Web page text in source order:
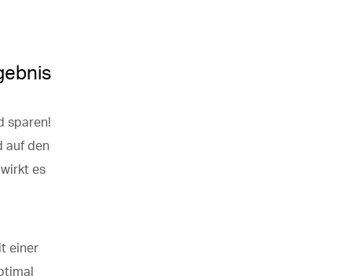
sparen!
auf den
es
einer